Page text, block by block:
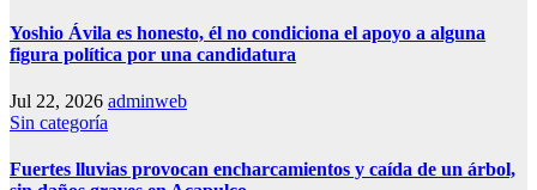
Yoshio Ávila es honesto, él no condiciona el apoyo a alguna
figura política por una candidatura
Jul 22, 2026 adminweb
Sin categoría
Fuertes lluvias provocan encharcamientos y caída de un árbol,